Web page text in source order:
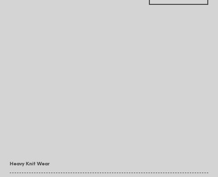
Heavy Knit Wear